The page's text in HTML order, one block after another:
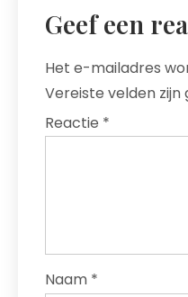
Geef een
Het e-mailadres
Vereiste velden
Reactie *
Naam *